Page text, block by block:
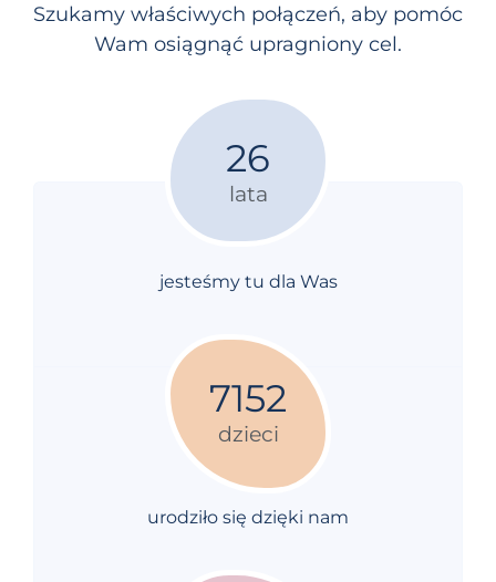
Szukamy właściwych połączeń, aby pomóc
Wam osiągnąć upragniony cel.
lata
26
jesteśmy tu dla Was
dzieci
7152
urodziło się dzięki nam